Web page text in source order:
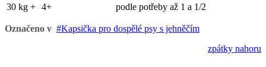
30 kg + 4+ podle potřeby až 1 a 1/2
Označeno v
Kapsička pro dospělé psy s jehněčím
zpátky nahoru